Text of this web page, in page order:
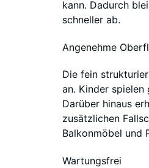
kann. Dadurch
schneller ab.
Angenehme
Die fein
an. Kinder spielen
Darüber hinaus
zusätzlichen
Balkonmöbel und
Wartungsfrei